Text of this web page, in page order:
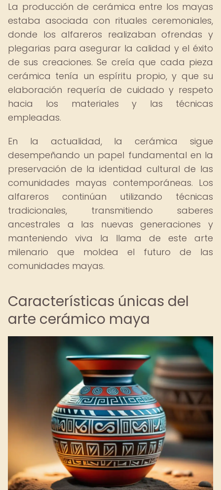
La producción de cerámica entre los mayas
estaba asociada con rituales ceremoniales,
donde los alfareros realizaban ofrendas y
plegarias para asegurar la calidad y el éxito
de sus creaciones. Se creía que cada pieza
cerámica tenía un espíritu propio, y que su
elaboración requería de cuidado y respeto
hacia los materiales y las técnicas
empleadas.
En la actualidad, la cerámica sigue
desempeñando un papel fundamental en la
preservación de la identidad cultural de las
comunidades mayas contemporáneas. Los
alfareros continúan utilizando técnicas
tradicionales, transmitiendo saberes
ancestrales a las nuevas generaciones y
manteniendo viva la llama de este arte
milenario que moldea el futuro de las
comunidades mayas.
Características únicas del
arte cerámico maya